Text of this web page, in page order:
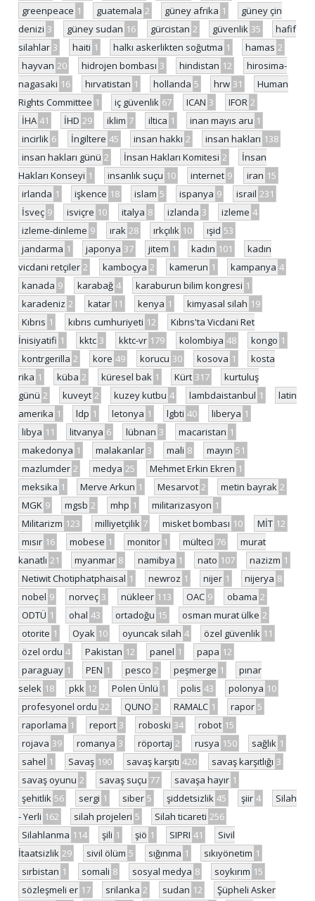
greenpeace 1 guatemala 2 güney afrika 1
güney çin
denizi 3 güney sudan 16 gürcistan 2 güvenlik 35
hafif
silahlar 3 haiti 1 halkı askerlikten soğutma 1 hamas 2
hayvan 20 hidrojen bombası 3 hindistan 12
hirosima-
nagasaki 16 hırvatistan 1 hollanda 5 hrw 31
Human
Rights Committee 1 iç güvenlik 67 ICAN 3 IFOR 2
İHA 41 İHD 29 iklim 7 iltica 1 inan mayıs aru 1
incirlik 6 İngiltere 45 insan hakkı 2 insan hakları 138
insan hakları günü 2 İnsan Hakları Komitesi 2
İnsan
Hakları Konseyi 1 insanlık suçu 10 internet 9 iran 15
irlanda 1 işkence 18 islam 5 ispanya 9 israil 231
İsveç 9 isviçre 10 italya 8 izlanda 3 izleme 4
izleme-dinleme 9 ırak 28 ırkçılık 10 ışid 53
jandarma 1 japonya 37 jitem 1 kadın 101
kadın
vicdani retçiler 2 kamboçya 2 kamerun 1 kampanya 4
kanada 9 karabağ 4 karaburun bilim kongresi 1
karadeniz 2 katar 11 kenya 1 kimyasal silah 19
Kıbrıs 1 kıbrıs cumhuriyeti 12
Kıbrıs'ta Vicdani Ret
İnisiyatifi 1 kktc 3 kktc-vr 179 kolombiya 48 kongo 1
kontrgerilla 2 kore 49 korucu 30 kosova 1
kosta
rika 1 küba 2 küresel bak 1 Kürt 317
kurtuluş
günü 2 kuveyt 2 kuzey kutbu 4 lambdaistanbul 1
latin
amerika 1 ldp 1 letonya 1 lgbti 40 liberya 1
libya 11 litvanya 6 lübnan 3 macaristan 1
makedonya 1 malakanlar 3 mali 8 mayın 51
mazlumder 2 medya 25 Mehmet Erkin Ekren 1
meksika 1 Merve Arkun 1 Mesarvot 2 metin bayrak 2
MGK 9 mgsb 2 mhp 1 militarizasyon 1
Militarizm 123 milliyetçilik 7 misket bombası 10 MİT 12
mısır 16 mobese 1 monitor 1 mülteci 76
murat
kanatlı 21 myanmar 8 namibya 1 nato 107 nazizm 1
Netiwit Chotiphatphaisal 1 newroz 1 nijer 1 nijerya 8
nobel 9 norveç 3 nükleer 113 OAC 9 obama 2
ODTÜ 1 ohal 43 ortadoğu 15 osman murat ülke 2
otorite 1 Oyak 10 oyuncak silah 4 özel güvenlik 11
özel ordu 4 Pakistan 12 panel 1 papa 12
paraguay 1 PEN 1 pesco 2 peşmerge 1
pınar
selek 18 pkk 12 Polen Ünlü 1 polis 43 polonya 10
profesyonel ordu 22 QUNO 2 RAMALC 1 rapor 5
raporlama 1 report 3 roboski 34 robot 15
rojava 39 romanya 3 röportaj 2 rusya 150 sağlık 1
sahel 1 Savaş 190 savaş karşıtı 420 savaş karşıtlığı 3
savaş oyunu 2 savaş suçu 77 savaşa hayır 1
şehitlik 56 sergi 1 siber 5 şiddetsizlik 45 şiir 4
Silah
- Yerli 162 silah projeleri 5 Silah ticareti 256
Silahlanma 114 şili 1 şiö 1 SIPRI 41
Sivil
İtaatsizlik 29 sivil ölüm 5 sığınma 1 sıkıyönetim 1
sırbistan 1 somali 8 sosyal medya 8 soykırım 15
sözleşmeli er 17 srilanka 2 sudan 12
Şüpheli Asker